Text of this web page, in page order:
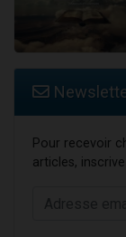
Pour recevoir
articles,